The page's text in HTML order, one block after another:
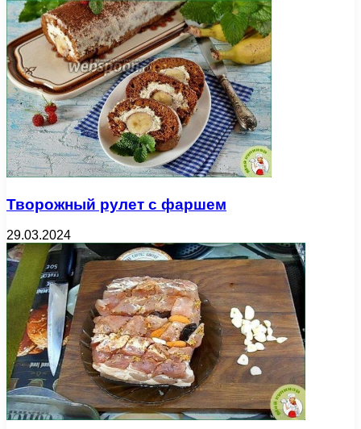
Творожный рулет с фаршем
29.03.2024